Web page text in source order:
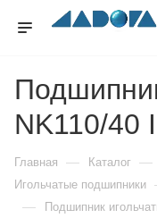
NK110/40
Главная — Каталог —
Игольчатые подшипники
— Подшипник